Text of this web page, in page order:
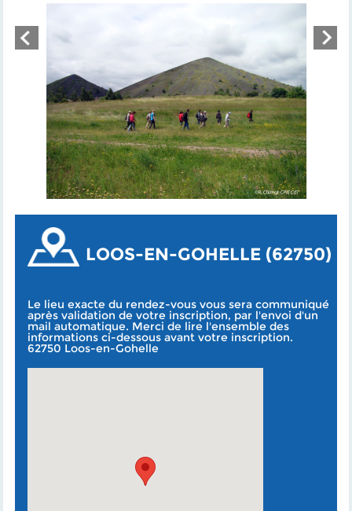
LOOS-EN-GOHELLE (62750)
Le lieu exacte du rendez-vous vous sera communiqué
après validation de votre inscription, par l'envoi d'un
mail automatique. Merci de lire l'ensemble des
informations ci-dessous avant votre inscription.
62750 Loos-en-Gohelle